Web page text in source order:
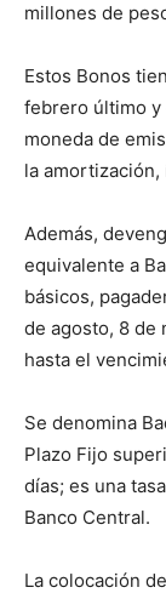
millones de
Estos Bonos
febrero último y
moneda de
la
Además,
equivalente a
básicos,
de agosto, 8 de
hasta el
Se denomina
Plazo Fijo
días; es una
Banco Central.
La colocación